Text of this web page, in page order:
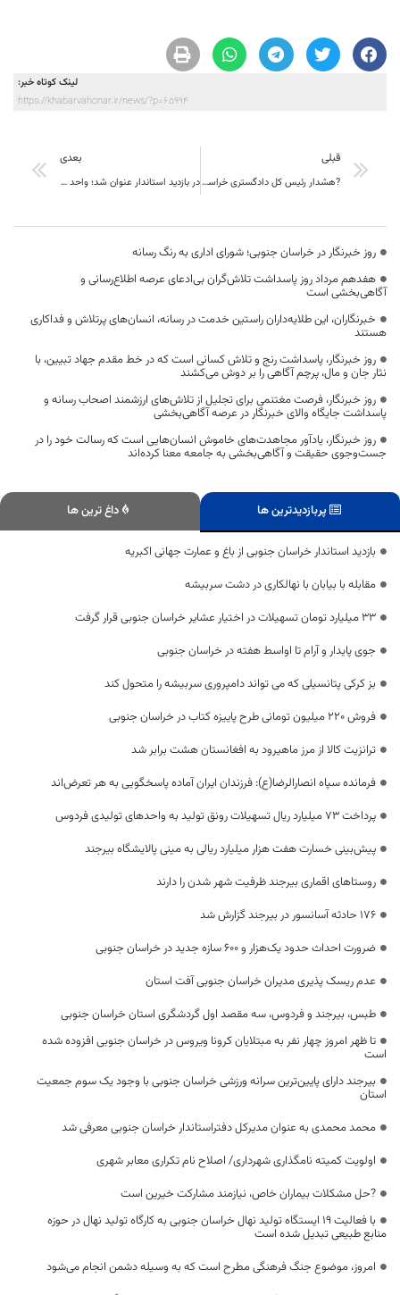
لینک کوتاه خبر:
https://khabarvahonar.ir/news/?p=65994
قبلی
?هشدار رئیس کل دادگستری خراسان جنوبی برای افزایش سرقتهای خرد در استان
بعدی
در بازدید استاندار عنوان شد؛ واحد فولادسازی مجتمع فولاد قاینات ۶۸ درصد پیشرفت دارد
روز خبرنگار در خراسان جنوبی؛ شورای اداری به رنگ رسانه
هفدهم مرداد روز پاسداشت تلاش‌گران بی‌ادعای عرصه اطلاع‌رسانی و
آگاهی‌بخشی است
خبرنگاران، این طلایه‌داران راستین خدمت در رسانه، انسان‌های پرتلاش و فداکاری
هستند
روز خبرنگار، پاسداشت رنج و تلاش کسانی است که در خط مقدم جهاد تبیین، با
نثار جان و مال، پرچم آگاهی را بر دوش می‌کشند
روز خبرنگار، فرصت مغتنمی برای تجلیل از تلاش‌های ارزشمند اصحاب رسانه و
پاسداشت جایگاه والای خبرنگار در عرصه آگاهی‌بخشی
روز خبرنگار، یادآور مجاهدت‌های خاموش انسان‌هایی است که رسالت خود را در
جست‌وجوی حقیقت و آگاهی‌بخشی به جامعه معنا کرده‌اند
پربازدیدترین ها داغ ترین ها
بازدید استاندار خراسان جنوبی از باغ و عمارت جهانی اکبریه
مقابله با بیابان با نهالکاری در دشت سربیشه
۳۳ میلیارد تومان تسهیلات در اختیار عشایر خراسان جنوبی قرار گرفت
جوی پایدار و آرام تا اواسط هفته در خراسان جنوبی
بز کرکی پتانسیلی که می تواند دامپروری سربیشه را متحول کند
فروش ۲۲۰ میلیون تومانی طرح پاییزه کتاب در خراسان جنوبی
ترانزیت کالا از مرز ماهیرود به افغانستان هشت برابر شد
فرمانده سپاه انصارالرضا(ع): فرزندان ایران آماده پاسخگویی به هر تعرض‌اند
پرداخت 73 میلیارد ریال تسهیلات رونق تولید به واحدهای تولیدی فردوس
پیش‌بینی خسارت هفت هزار میلیارد ریالی به مینی پالایشگاه بیرجند
روستاهای اقماری بیرجند ظرفیت شهر شدن را دارند
176 حادثه آسانسور در بیرجند گزارش شد
ضرورت احداث حدود یک‌هزار و ۶۰۰ سازه جدید در خراسان جنوبی
عدم ریسک پذیری مدیران خراسان جنوبی آفت استان
طبس، بیرجند و فردوس، سه مقصد اول گردشگری استان خراسان جنوبی
تا ظهر امروز چهار نفر به مبتلایان کرونا ویروس در خراسان جنوبی افزوده شده
است
بیرجند دارای پایین‌ترین سرانه ورزشی خراسان جنوبی با وجود یک سوم جمعیت
استان
محمد محمدی به عنوان مدیرکل دفتراستاندار خراسان جنوبی معرفی شد
اولویت کمیته نامگذاری شهرداری/ اصلاح نام تکراری معابر شهری
?حل مشکلات بیماران خاص، نیازمند مشارکت خیرین است
با فعالیت ۱۹ ایستگاه تولید نهال خراسان جنوبی به کارگاه تولید نهال در حوزه
منابع طبیعی تبدیل شده است
امروز، موضوع جنگ فرهنگی مطرح است که به وسیله دشمن انجام می‌شود